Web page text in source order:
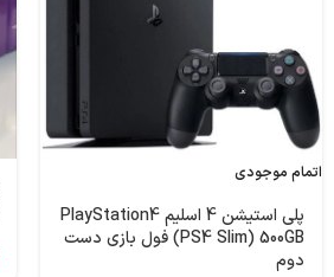
اتمام موجودی
پلی استیشن 4 اسلیم PlayStation4
(PS4 Slim) 500GB فول بازی دست
دوم